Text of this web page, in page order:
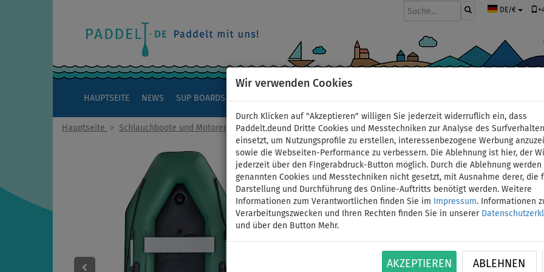
Wir verwenden Cookies
Durch Klicken auf "Akzeptieren" willigen Sie jederzeit widerruflich ein, dass
Paddelt.deund Dritte Cookies und Messtechniken zur Analyse des
einsetzt, um Nutzungsprofile zu erstellen, interessenbezogene Werbung
sowie die Webseiten-Performance zu verbessern. Die Ablehnung ist hier, der
jederzeit über den Fingerabdruck-Button möglich. Durch die Ablehnung werden
genannten Cookies und Messtechniken nicht gesetzt, mit Ausnahme derer, die
Darstellung und Durchführung des Online-Auftritts benötigt werden. Weitere
Informationen zum Verantwortlichen finden Sie im
Impressum. Informationen
Verarbeitungszwecken und Ihren Rechten finden Sie in unserer
und über den Button Mehr.
AKZEPTIEREN ABLEHNEN
DE/€
HAUPTSEITE NEWS SUP BOARDS
Hauptseite > Schlauchboote und Motoren
Schlauchboot
green mit Luftboden
Außenbordmotor